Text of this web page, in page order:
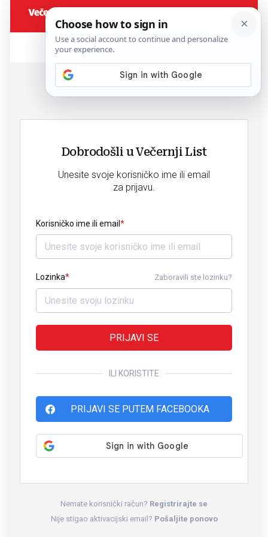
Dobrodošli u Večernji List
Unesite svoje korisničko ime ili email
za prijavu.
Korisničko ime ili email
Lozinka Zaboravili ste lozinku?
PRIJAVI SE
ILI KORISTITE
PRIJAVI SE PUTEM FACEBOOKA
Nemate korisnički račun? Registrirajte se
Nije stigao aktivacijski email? Pošaljite ponovo